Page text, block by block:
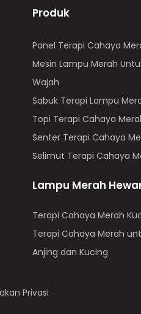
Produk
Panel Terapi Cahaya
Mesin Lampu Merah
Wajah
Sabuk Terapi Lampu
Topi Terapi Cahaya
Senter Terapi Cahaya
Selimut Terapi Cahaya
Lampu Merah
Terapi Cahaya Merah
Terapi Cahaya Merah
Anjing dan Kucing
Privasi